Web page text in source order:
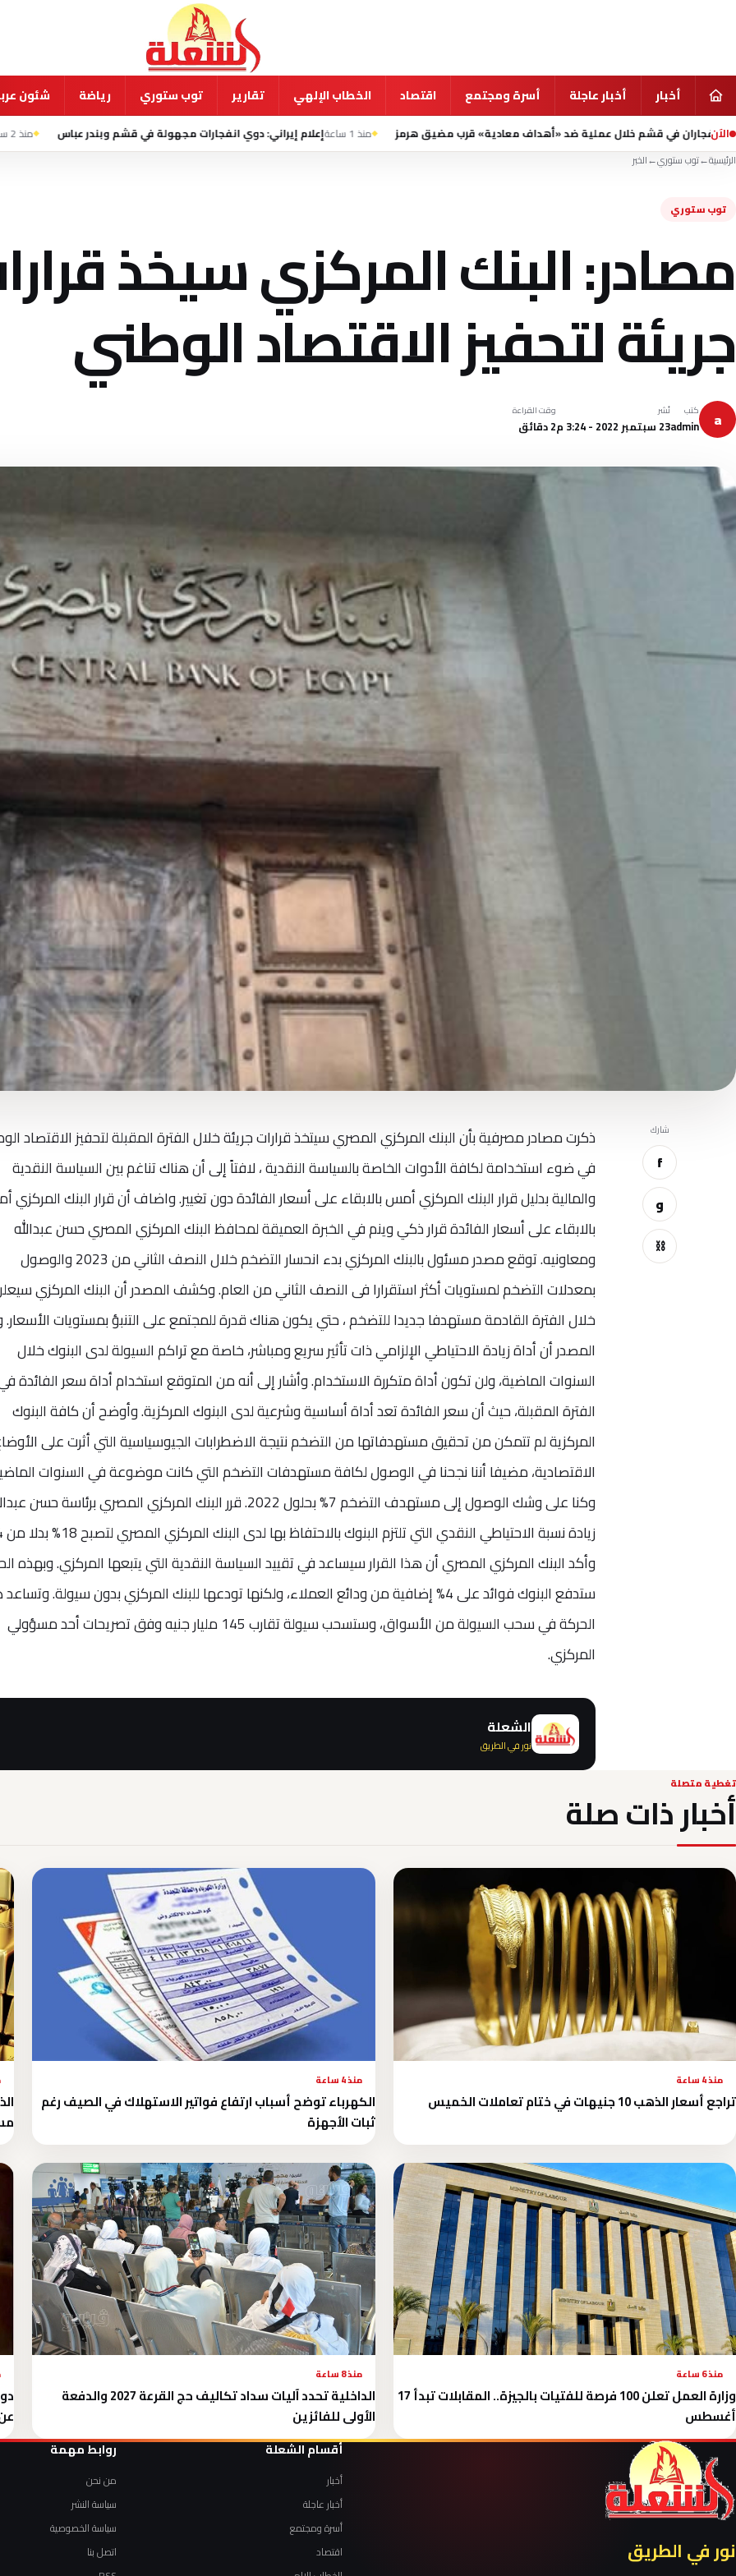
أخبار أخبار عاجلة أسرة ومجتمع اقتصاد الخطاب الإلهي تقارير توب ستوري رياضة شئون
الآنخلال عملية ضد «أهداف معادية» قرب مضيق هرمز منذ 1 ساعة إعلام إيراني: دوي انفجارات مجهولة في قشم وبندر عباس منذ 2 ساعة القيادة المركزية
الرئيسية←توب ستوري←الخبر
توب ستوري
مصادر: البنك المركزي سيخذ
جريئة لتحفيز الاقتصاد الوطني
a كتب
admin
نُشر
23 سبتمبر 2022 - 3:24 م
وقت القراءة
2 دقائق
شارك
f
و
⛓
ذكرت مصادر مصرفية بأن البنك المركزي المصري سيتخذ قرارات جريئة خلال الفترة المقبلة لتحفيز الاقتصاد
في ضوء استخدامة لكافة الأدوات الخاصة بالسياسة النقدية ، لافتاً إلى أن هناك تناغم بين السياسة النقدية
والمالية بدليل قرار البنك المركزي أمس بالابقاء على أسعار الفائدة دون تغيير. واضاف أن قرار البنك
بالابقاء على أسعار الفائدة قرار ذكي وينم في الخبرة العميقة لمحافظ البنك المركزي المصري حسن عبدالله
ومعاونيه. توقع مصدر مسئول بالبنك المركزي بدء انحسار التضخم خلال النصف الثاني من 2023 والوصول
بمعدلات التضخم لمستويات أكثر استقرارا فى النصف الثاني من العام. وكشف المصدر أن البنك المركزي
خلال الفترة القادمة مستهدفا جديدا للتضخم ، حتي يكون هناك قدرة للمجتمع على التنبؤ بمستويات الأسعار.
المصدر أن أداة زيادة الاحتياطي الإلزامي ذات تأثير سريع ومباشر، خاصة مع تراكم السيولة لدى البنوك خلال
السنوات الماضية، ولن تكون أداة متكررة الاستخدام. وأشار إلى أنه من المتوقع استخدام أداة سعر الفائدة
الفترة المقبلة، حيث أن سعر الفائدة تعد أداة أساسية وشرعية لدى البنوك المركزية. وأوضح أن كافة البنوك
المركزية لم تتمكن من تحقيق مستهدفاتها من التضخم نتيجة الاضطرابات الجيوسياسية التي أثرت على
الاقتصادية، مضيفا أننا نجحنا في الوصول لكافة مستهدفات التضخم التي كانت موضوعة في السنوات
وكنا على وشك الوصول إلى مستهدف التضخم 7% بحلول 2022. قرر البنك المركزي المصري برئاسة حسن
وأكد البنك المركزي المصري أن هذا القرار سيساعد في تقييد السياسة النقدية التي يتبعها المركزي. وبهذه
ستدفع البنوك فوائد على 4% إضافية من ودائع العملاء، ولكنها تودعها للبنك المركزي بدون سيولة.
الحركة في سحب السيولة من الأسواق، وستسحب سيولة تقارب 145 مليار جنيه وفق تصريحات أحد مسؤولي
المركزي.
الشعلة
نور في الطريق
تغطية متصلة
أخبار ذات صلة
منذ 4 ساعة
تراجع أسعار الذهب 10 جنيهات في ختام تعاملات الخميس
منذ 4 ساعة
الكهرباء توضح أسباب ارتفاع فواتير الاستهلاك في الصيف رغم
ثبات الأجهزة
منذ 6 ساعة
وزارة العمل تعلن 100 فرصة للفتيات بالجيزة.. المقابلات تبدأ 17
أغسطس
منذ 8 ساعة
الداخلية تحدد آليات سداد تكاليف حج القرعة 2027 والدفعة
الأولى للفائزين
نور في الطريق
أقسام الشعلة
أخبار
أخبار عاجلة
أسرة ومجتمع
اقتصاد
روابط مهمة
من نحن
سياسة النشر
سياسة الخصوصية
اتصل بنا